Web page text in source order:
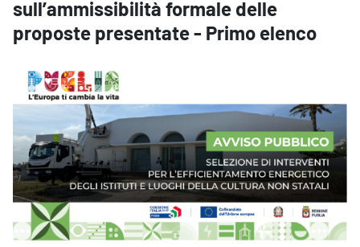
sull’ammissibilità formale delle
proposte presentate - Primo elenco